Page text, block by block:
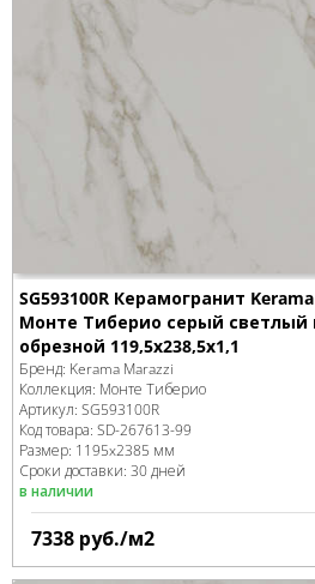
SG593100R Керамогранит
Монте Тиберио серый
обрезной 119,5x238,5x1,1
Бренд: Kerama Marazzi
Коллекция: Монте Тиберио
Артикул: SG593100R
Код товара: SD-267613-99
Размер: 1195x2385 мм
Сроки доставки: 30 дней
в наличии
7338 руб./м2